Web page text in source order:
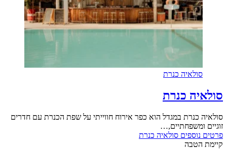
סולאיה כנרת
סולאיה כנרת
סולאיה כנרת במגדל הוא כפר אירוח חווייתי על שפת הכנרת עם חדרים
זוגיים ומשפחתיים,…
פרטים נוספים סולאיה כנרת
קיימת הטבה